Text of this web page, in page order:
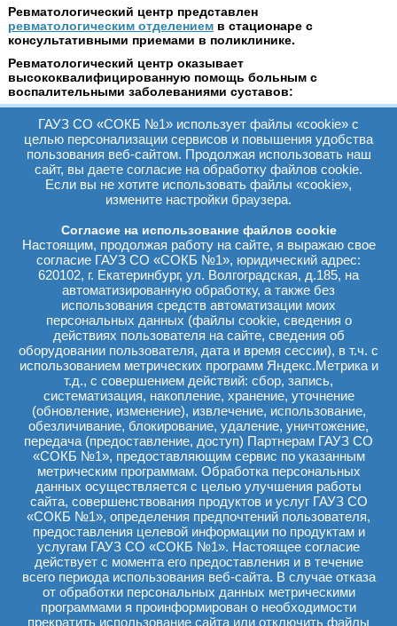
Ревматологический центр представлен
ревматологическим отделениемв стационаре с
консультативными приемами в поликлинике.
Ревматологический центр оказывает
высококвалифицированную помощь больным с
воспалительными заболеваниями суставов:
подагрическими, реактивными артритами,
деформирующим остеоартрозом;
проводит диагностику и лечение больных системными
заболеваниями соединительной ткани и системными
васкулитами.
криосауна, широкий спектр физиотерапевтических процедур. С
2006 года на базе поликлиники больницы успешно работает
Центр антицитокиновой терапии, в котором больные
воспалительными заболеваниями суставов и позвоночника
получают лечение высокотехнологичными препаратами.
Заведует отделением кандидат медицинских наук
Людмила Петровна Евстигнеева.
ТЕРАПЕВТИЧЕСКОЕ ОТДЕЛЕНИЕ
С 2000 года открыто отделение оказания
специализированной медицинской помощи больным
терапевтического профиля в условиях стационара
повышенной комфортности лечебно-диагностического
направления.
Палаты оборудованы кондиционерами, есть телевизор, душ,
туалет, телефон. Пациенты, находящиеся на лечении,
получают лечебное пятиразовое питание.
Заведует отделением врач высшей категории Наталия
Борисовна Хрусталева.
ГАУЗ СО «СОКБ №1» использует файлы «cookie» с
целью персонализации сервисов и повышения удобства
пользования веб-сайтом. Продолжая использовать наш
сайт, вы даете согласие на обработку файлов cookie.
Если вы не хотите использовать файлы «cookie»,
измените настройки браузера.
Согласие на использование файлов cookie
Настоящим, продолжая работу на сайте, я выражаю свое
согласие ГАУЗ СО «СОКБ №1», юридический адрес:
620102, г. Екатеринбург, ул. Волгоградская, д.185, на
автоматизированную обработку, а также без
использования средств автоматизации моих
персональных данных (файлы cookie, сведения о
действиях пользователя на сайте, сведения об
оборудовании пользователя, дата и время сессии), в т.ч. с
использованием метрических программ Яндекс.Метрика и
т.д., с совершением действий: сбор, запись,
систематизация, накопление, хранение, уточнение
(обновление, изменение), извлечение, использование,
обезличивание, блокирование, удаление, уничтожение,
передача (предоставление, доступ) Партнерам ГАУЗ СО
«СОКБ №1», предоставляющим сервис по указанным
метрическим программам. Обработка персональных
данных осуществляется с целью улучшения работы
сайта, совершенствования продуктов и услуг ГАУЗ СО
«СОКБ №1», определения предпочтений пользователя,
предоставления целевой информации по продуктам и
услугам ГАУЗ СО «СОКБ №1». Настоящее согласие
действует с момента его предоставления и в течение
всего периода использования веб-сайта. В случае отказа
от обработки персональных данных метрическими
программами я проинформирован о необходимости
прекратить использование сайта или отключить файлы